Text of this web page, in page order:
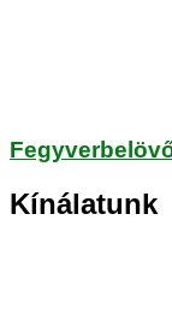
Kínálatunk